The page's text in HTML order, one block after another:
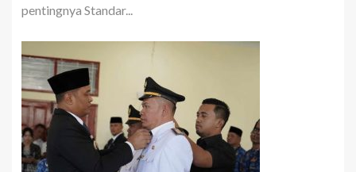
pentingnya Standar...